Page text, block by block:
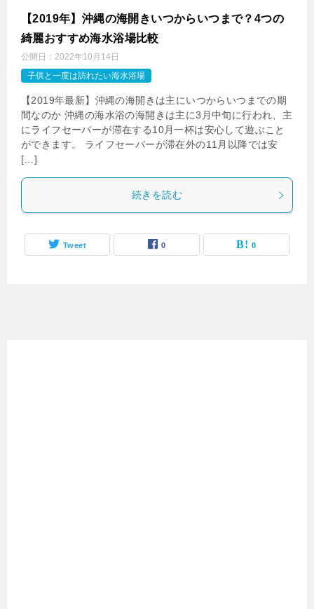
【2019年】沖縄の海開きいつからいつまで？4つの
綺麗おすすめ海水浴場比較
公開日： 2022年10月14日
子供と一度は訪れたい海水浴場
【2019年最新】沖縄の海開きは主にいつからいつまでの期
間なのか 沖縄の海水浴の海開きは主に3月中旬に行われ、主
にライフセーバーが滞在する10月一杯は安心して遊ぶこと
ができます。 ライフセーバーが滞在外の11月以降では安
[…]
続きを読む
Tweet 0 0